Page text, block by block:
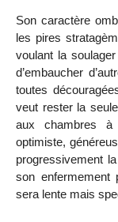
Son caractère
les pires
voulant la
d’embaucher
toutes
veut rester la
aux chambres à
optimiste,
progressivement
son enfermement
sera lente mais